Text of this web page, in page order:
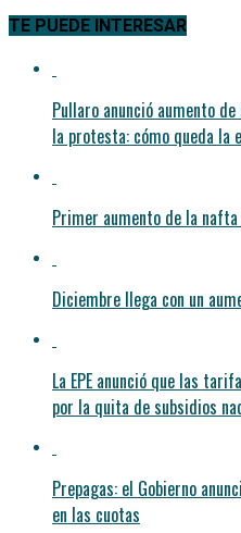
TE PUEDE INTERESAR
Pullaro anunció aumento
la protesta: cómo queda la
Primer aumento de la
Diciembre llega con un
La EPE anunció que las
por la quita de subsidios
Prepagas: el Gobierno
en las cuotas